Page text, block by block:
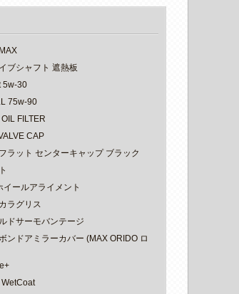
ブシャフト 遮熱板
5w-30
75w-90
OIL FILTER
CAP
ラット センターキャップ ブラック
イールアライメント
ラグリス
ドサーモバンテージ
ンドアミラーカバー (MAX ORIDO ロ
WetCoat